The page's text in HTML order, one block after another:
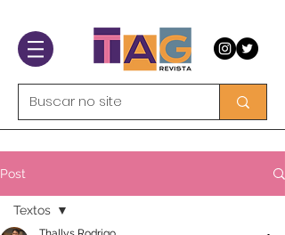
Post
Textos